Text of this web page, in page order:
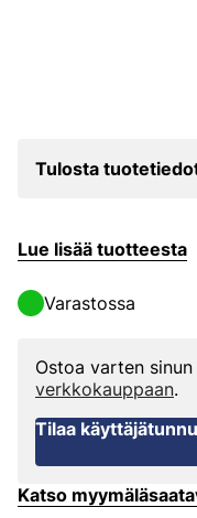
Tulosta
Lue lisää tuotteesta
Varastossa
Ostoa varten
verkkokauppaan.
Tilaa
Katso